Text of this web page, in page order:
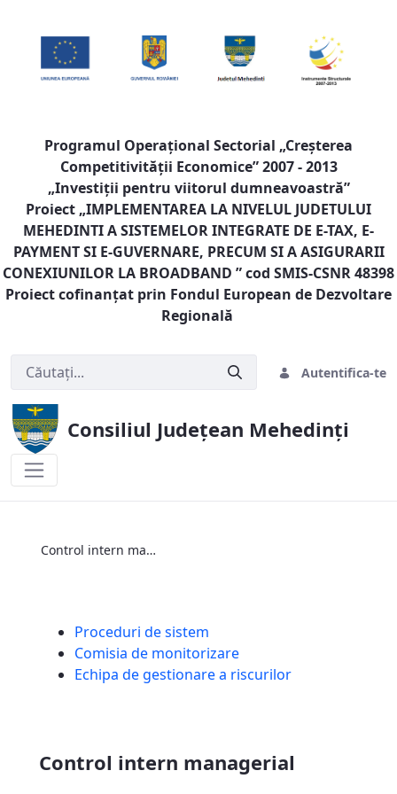
Programul Operaţional Sectorial „Creşterea
Competitivităţii Economice” 2007 - 2013
„Investiţii pentru viitorul dumneavoastră”
Proiect „IMPLEMENTAREA LA NIVELUL JUDETULUI
MEHEDINTI A SISTEMELOR INTEGRATE DE E-TAX, E-
PAYMENT SI E-GUVERNARE, PRECUM SI A ASIGURARII
CONEXIUNILOR LA BROADBAND ” cod SMIS-CSNR 48398
Proiect cofinanţat prin Fondul European de Dezvoltare
Regională
Autentifica-te
Consiliul Județean Mehedinți
Control intern managerial
Proceduri de sistem
Comisia de monitorizare
Echipa de gestionare a riscurilor
Control intern managerial